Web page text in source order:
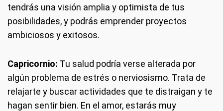
tendrás una visión amplia y optimista de tus
posibilidades, y podrás emprender proyectos
ambiciosos y exitosos.
Capricornio: Tu salud podría verse alterada por
algún problema de estrés o nerviosismo. Trata de
relajarte y buscar actividades que te distraigan y te
hagan sentir bien. En el amor, estarás muy